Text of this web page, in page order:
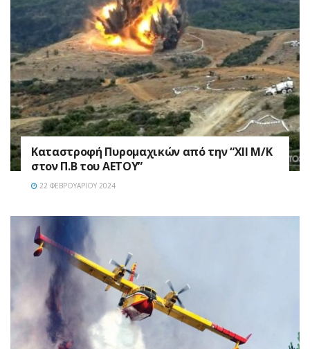
Καταστροφή Πυρομαχικών από την “ΧΙΙ Μ/Κ
στον Π.Β του ΑΕΤΟΥ”
22 ΦΕΒΡΟΥΑΡΊΟΥ 2024